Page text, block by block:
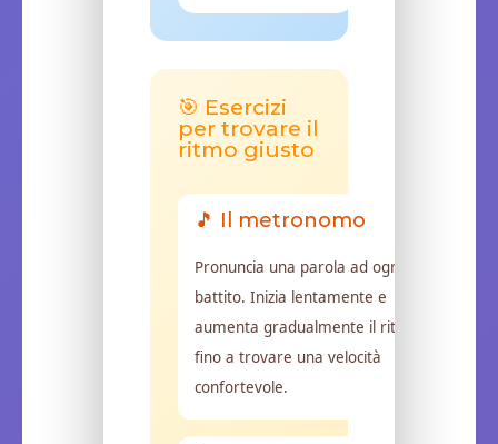
🎯 Esercizi
per trovare il
ritmo giusto
🎵 Il metronomo
Pronuncia una parola ad ogni
battito. Inizia lentamente e
aumenta gradualmente il ritmo
fino a trovare una velocità
confortevole.